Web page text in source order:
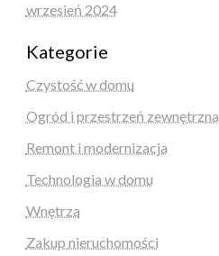
wrzesień 2024
Kategorie
Czystość w domu
Ogród i przestrzeń zewnętrzna
Remont i modernizacja
Technologia w domu
Wnętrza
Zakup nieruchomości